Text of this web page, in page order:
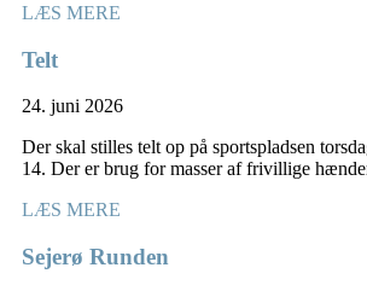
LÆS MERE
Telt
24. juni 2026
Der skal stilles telt op på sportspladsen
14. Der er brug for masser af frivillige
LÆS MERE
Sejerø Runden